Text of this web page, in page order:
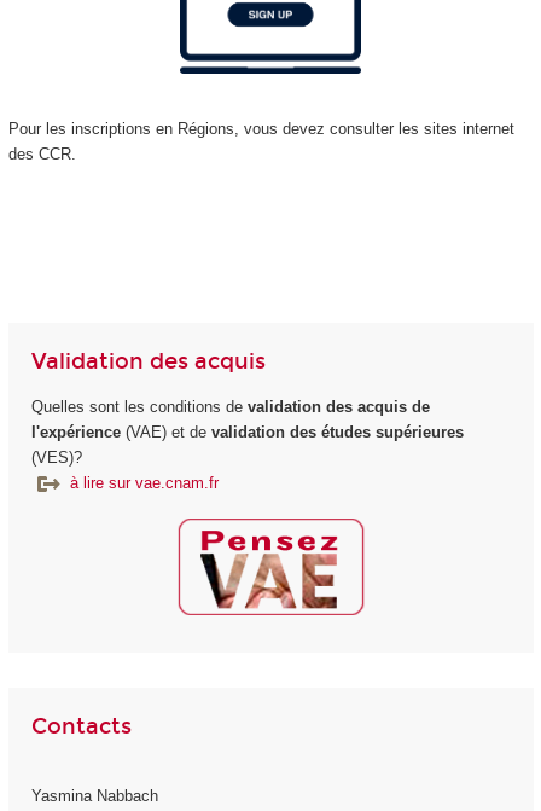
Pour les inscriptions en Régions, vous devez consulter les sites internet
des CCR.
Validation des acquis
Quelles sont les conditions devalidation des acquis de
l'expérience(VAE) et de validation des études supérieures
(VES)?
à lire sur vae.cnam.fr
Contacts
Yasmina Nabbach